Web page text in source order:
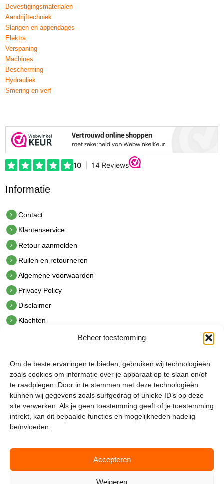
Beheer toestemming
Om de beste ervaringen te bieden, gebruiken wij technologieën
zoals cookies om informatie over je apparaat op te slaan en/of
te raadplegen. Door in te stemmen met deze technologieën
kunnen wij gegevens zoals surfgedrag of unieke ID’s op deze
site verwerken. Als je geen toestemming geeft of je toestemming
intrekt, kan dit bepaalde functies en mogelijkheden nadelig
beïnvloeden.
Accepteren
Weigeren
Bevestigingsmaterialen
Aandrijftechniek
Slangen en appendages
Elektra
Verspaning
Machines
Bescherming
Hydrauliek
Smering en verf
Informatie
Contact
Klantenservice
Retour aanmelden
Ruilen en retourneren
Algemene voorwaarden
Privacy Policy
Disclaimer
Klachten
hetindustriehuis B.V.
De Hoek 1 1601 MR Enkhuizen
t.0228 53 00 40
e.info@hetindustriehuis.com
KVK 51483904
BTW NL850044522B01